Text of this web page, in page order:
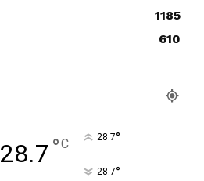
1185
610
28.7 °C 28.7°
28.7°